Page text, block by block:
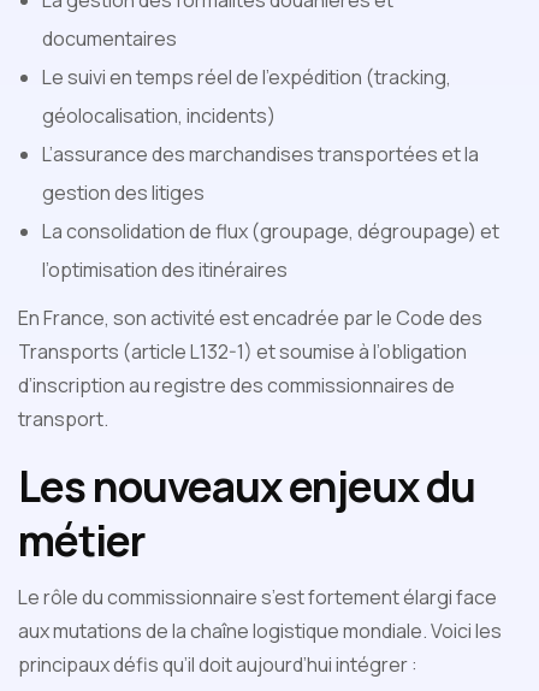
documentaires
Le suivi en temps réel de l’expédition (tracking,
géolocalisation, incidents)
L’assurance des marchandises transportées et la
gestion des litiges
La consolidation de flux (groupage, dégroupage) et
l’optimisation des itinéraires
En France, son activité est encadrée par le Code des
Transports (article L132-1) et soumise à l’obligation
d’inscription au registre des commissionnaires de
transport.
Les nouveaux enjeux du
métier
Le rôle du commissionnaire s’est fortement élargi face
aux mutations de la chaîne logistique mondiale. Voici les
principaux défis qu’il doit aujourd’hui intégrer :